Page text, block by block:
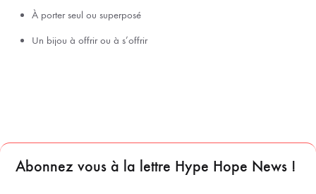
À porter seul ou superposé
Un bijou à offrir ou à s’offrir
Abonnez vous à la lettre Hype Hope News !